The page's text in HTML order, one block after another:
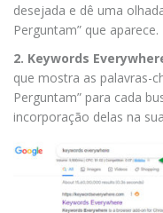
desejada e dê uma
Perguntam” que aparece.
2. Keywords
que mostra as palavras-
Perguntam” para cada
incorporação delas na